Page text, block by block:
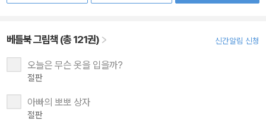
베틀북 그림책 (총 121권) 신간알림 신청
오늘은 무슨 옷을 입을까?
절판
아빠의 뽀뽀 상자
절판